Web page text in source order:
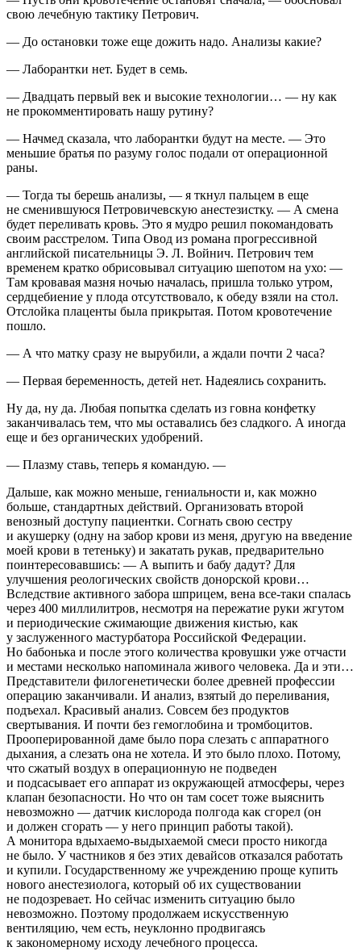
свою лечебную тактику Петрович.
— До остановки тоже еще дожить надо. Анализы какие?
— Лаборантки нет. Будет в семь.
— Двадцать первый век и высокие технологии… — ну как
не прокомментировать нашу рутину?
— Начмед сказала, что лаборантки будут на месте. — Это
меньшие братья по разуму голос подали от операционной
раны.
— Тогда ты берешь анализы, — я ткнул пальцем в еще
не сменившуюся Петровичевскую анестезистку. — А смена
будет переливать кровь. Это я мудро решил покомандовать
своим расстрелом. Типа Овод из романа прогрессивной
английской писательницы Э. Л. Войнич. Петрович тем
временем кратко обрисовывал ситуацию шепотом на ухо: —
Там кровавая мазня ночью началась, пришла только утром,
сердцебиение у плода отсутствовало, к обеду взяли на стол.
Отслойка плаценты была прикрытая. Потом кровотечение
пошло.
— А что матку сразу не вырубили, а ждали почти 2 часа?
— Первая беременность, детей нет. Надеялись сохранить.
Ну да, ну да. Любая попытка сделать из говна конфетку
заканчивалась тем, что мы оставались без сладкого. А иногда
еще и без органических удобрений.
— Плазму ставь, теперь я командую. —
Дальше, как можно меньше, гениальности и, как можно
больше, стандартных действий. Организовать второй
венозный доступу пациентки. Согнать свою сестру
и акушерку (одну на забор крови из меня, другую на введение
моей крови в тетеньку) и закатать рукав, предварительно
поинтересовавшись: — А выпить и бабу дадут? Для
улучшения реологических свойств донорской крови…
Вследствие активного забора шприцем, вена все-таки спалась
через 400 миллилитров, несмотря на пережатие руки жгутом
и периодические сжимающие движения кистью, как
у заслуженного мастурбатора Российской Федерации.
Но бабонька и после этого количества кровушки уже отчасти
и местами несколько напоминала живого человека. Да и эти…
Представители филогенетически более древней профессии
операцию заканчивали. И анализ, взятый до переливания,
подъехал. Красивый анализ. Совсем без продуктов
свертывания. И почти без гемоглобина и тромбоцитов.
Прооперированной даме было пора слезать с аппаратного
дыхания, а слезать она не хотела. И это было плохо. Потому,
что сжатый воздух в операционную не подведен
и подсасывает его аппарат из окружающей атмосферы, через
клапан безопасности. Но что он там сосет тоже выяснить
невозможно — датчик кислорода полгода как сгорел (он
и должен сгорать — у него принцип работы такой).
А монитора вдыхаемо-выдыхаемой смеси просто никогда
не было. У частников я без этих девайсов отказался работать
и купили. Государственному же учреждению проще купить
нового анестезиолога, который об их существовании
не подозревает. Но сейчас изменить ситуацию было
невозможно. Поэтому продолжаем искусственную
вентиляцию, чем есть, неуклонно продвигаясь
к закономерному исходу лечебного процесса.